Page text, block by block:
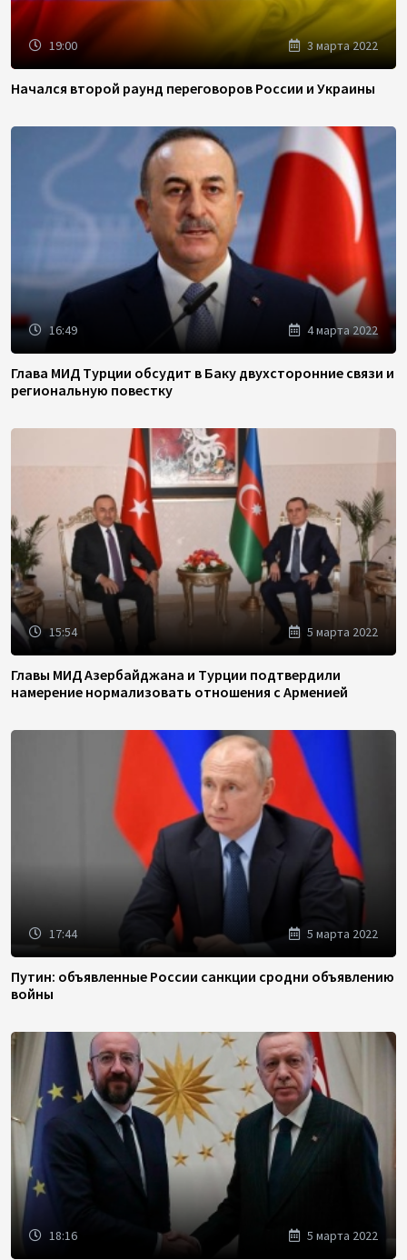
19:00 3 марта 2022
Начался второй раунд переговоров России и Украины
16:49 4 марта 2022
Глава МИД Турции обсудит в Баку двухсторонние связи и
региональную повестку
15:54 5 марта 2022
Главы МИД Азербайджана и Турции подтвердили
намерение нормализовать отношения с Арменией
17:44 5 марта 2022
Путин: объявленные России санкции сродни объявлению
войны
18:16 5 марта 2022